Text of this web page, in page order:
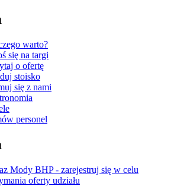
warto?
się na targi
o ofertę
stoisko
się z nami
personel
Mody BHP - zarejestruj się w celu
oferty udziału